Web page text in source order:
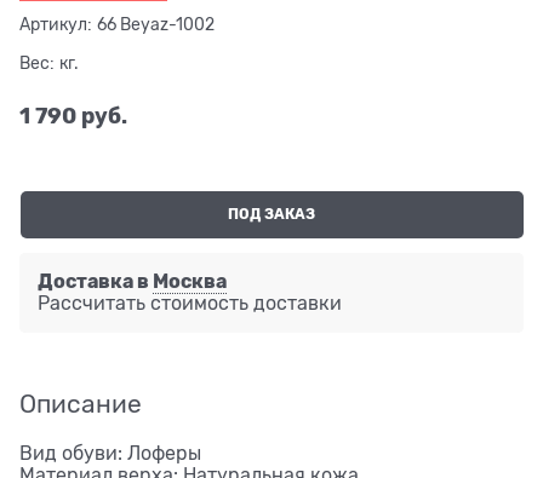
Артикул: 66 Beyaz-1002
Вес: кг.
1 790 руб.
ПОД ЗАКАЗ
Доставка в Москва
Рассчитать стоимость доставки
Описание
Вид обуви: Лоферы